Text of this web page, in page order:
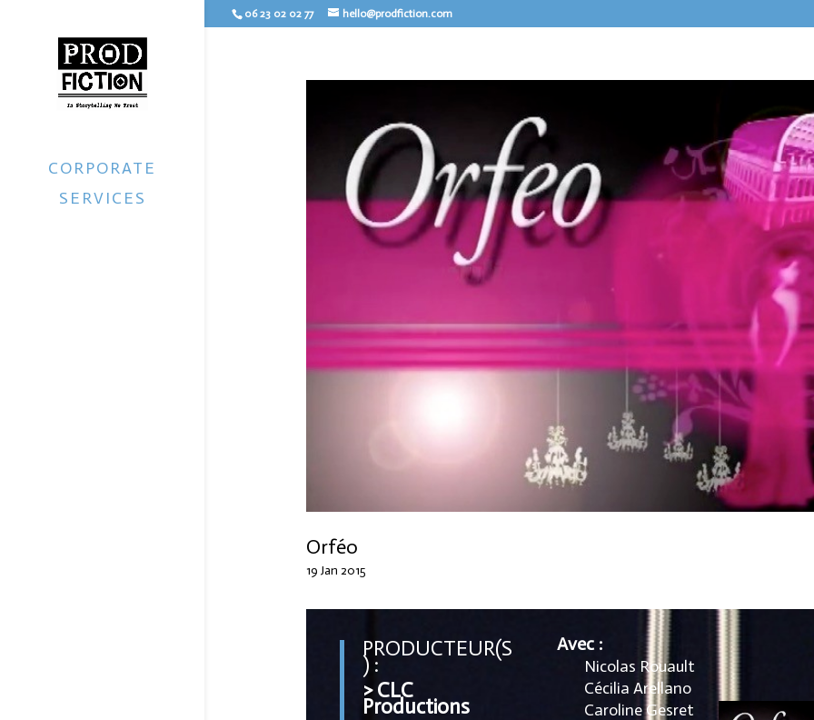
06 23 02 02 77 hello@prodfiction.com
CORPORATE
SERVICES
Orféo
19 Jan 2015
PRODUCTEUR(S
) :
> CLC
Productions
Avec :
Nicolas Rouault
Cécilia Arellano
Caroline Gesret